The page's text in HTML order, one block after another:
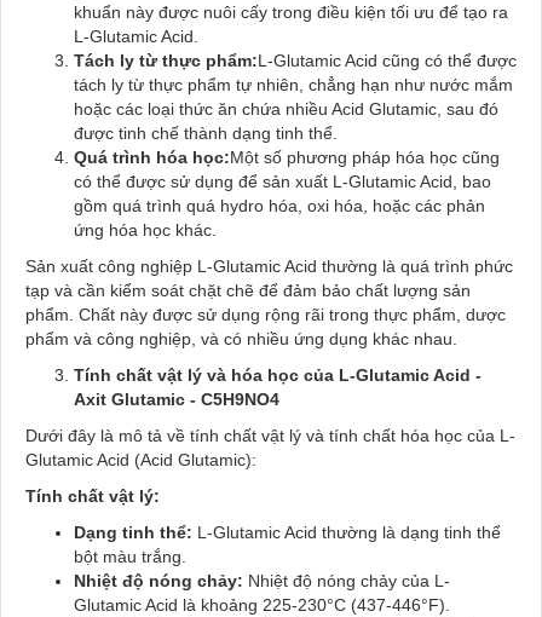
khuẩn này được nuôi cấy trong điều kiện tối ưu để tạo ra
L-Glutamic Acid.
Tách ly từ thực phẩm:L-Glutamic Acid cũng có thể được
tách ly từ thực phẩm tự nhiên, chẳng hạn như nước mắm
hoặc các loại thức ăn chứa nhiều Acid Glutamic, sau đó
được tinh chế thành dạng tinh thể.
Quá trình hóa học:Một số phương pháp hóa học cũng
có thể được sử dụng để sản xuất L-Glutamic Acid, bao
gồm quá trình quá hydro hóa, oxi hóa, hoặc các phản
ứng hóa học khác.
Sản xuất công nghiệp L-Glutamic Acid thường là quá trình phức
tạp và cần kiểm soát chặt chẽ để đảm bảo chất lượng sản
phẩm. Chất này được sử dụng rộng rãi trong thực phẩm, dược
phẩm và công nghiệp, và có nhiều ứng dụng khác nhau.
Tính chất vật lý và hóa học của L-Glutamic Acid -
Axit Glutamic - C5H9NO4
Dưới đây là mô tả về tính chất vật lý và tính chất hóa học của L-
Glutamic Acid (Acid Glutamic):
Tính chất vật lý:
Dạng tinh thể: L-Glutamic Acid thường là dạng tinh thể
bột màu trắng.
Nhiệt độ nóng chảy: Nhiệt độ nóng chảy của L-
Glutamic Acid là khoảng 225-230°C (437-446°F).